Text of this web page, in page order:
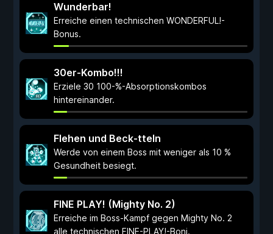
Wunderbar!
Erreiche einen technischen WONDERFUL!-
Bonus.
30er-Kombo!!!
Erziele 30 100-%-Absorptionskombos
hintereinander.
Flehen und Beck-tteln
Werde von einem Boss mit weniger als 10 %
Gesundheit besiegt.
FINE PLAY! (Mighty No. 2)
Erreiche im Boss-Kampf gegen Mighty No. 2
alle technischen FINE-PLAY!-Boni.